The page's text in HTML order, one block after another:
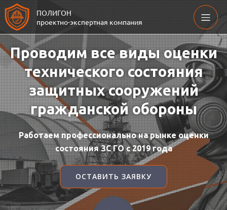
ПОЛИГОН
проектно-экспертная компания
Проводим все виды оценки
технического состояния
защитных сооружений
гражданской обороны
Работаем профессионально на рынке оценки
состояния ЗС ГО с 2019 года
ОСТАВИТЬ ЗАЯВКУ